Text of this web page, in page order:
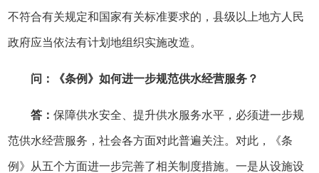
不符合有关规定和国家有关标准要求的，县级以上地方人民
政府应当依法有计划地组织实施改造。
问：《条例》如何进一步规范供水经营服务？
答：保障供水安全、提升供水服务水平，必须进一步规
范供水经营服务，社会各方面对此普遍关注。对此，《条
例》从五个方面进一步完善了相关制度措施。一是从设施设